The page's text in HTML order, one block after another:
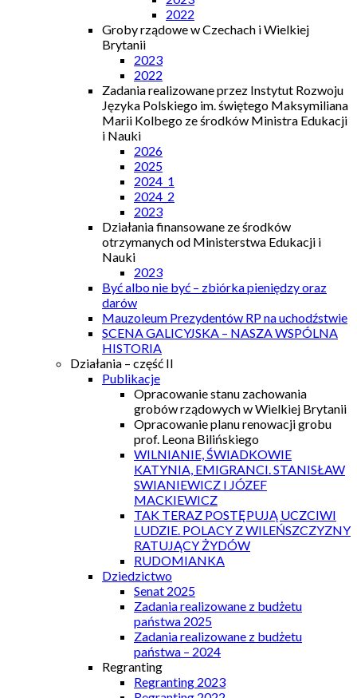
2022
Groby rządowe w Czechach i Wielkiej
Brytanii
2023
2022
Zadania realizowane przez Instytut Rozwoju
Języka Polskiego im. świętego Maksymiliana
Marii Kolbego ze środków Ministra Edukacji
i Nauki
2026
2025
2024_1
2024_2
2023
Działania finansowane ze środków
otrzymanych od Ministerstwa Edukacji i
Nauki
2023
Być albo nie być – zbiórka pieniędzy oraz
darów
Mauzoleum Prezydentów RP na uchodźstwie
SCENA GALICYJSKA – NASZA WSPÓLNA
HISTORIA
Działania – część II
Publikacje
Opracowanie stanu zachowania
grobów rządowych w Wielkiej Brytanii
Opracowanie planu renowacji grobu
prof. Leona Bilińskiego
WILNIANIE, ŚWIADKOWIE
KATYNIA, EMIGRANCI. STANISŁAW
SWIANIEWICZ I JÓZEF
MACKIEWICZ
TAK TERAZ POSTĘPUJĄ UCZCIWI
LUDZIE. POLACY Z WILEŃSZCZYZNY
RATUJĄCY ŻYDÓW
RUDOMIANKA
Dziedzictwo
Senat 2025
Zadania realizowane z budżetu
państwa 2025
Zadania realizowane z budżetu
państwa – 2024
Regranting
Regranting 2023